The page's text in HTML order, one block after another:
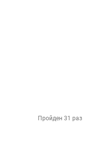
Пройден 31 раз